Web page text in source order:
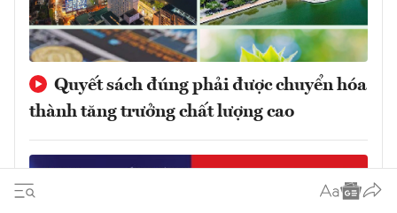
Quyết sách đúng phải được chuyển hóa
thành tăng trưởng chất lượng cao